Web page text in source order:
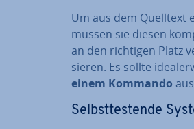
Um aus dem Quelltext
müssen sie diesen
an den richtigen Platz
sie­ren. Es sollte
einem Kommando
Selbst­tes­ten­de